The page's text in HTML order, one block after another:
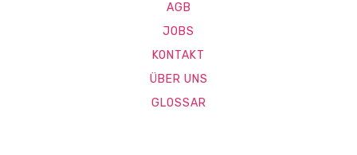
AGB
JOBS
KONTAKT
ÜBER UNS
GLOSSAR